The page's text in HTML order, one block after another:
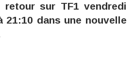
retour sur TF1 vendredi
21:10 dans une nouvelle